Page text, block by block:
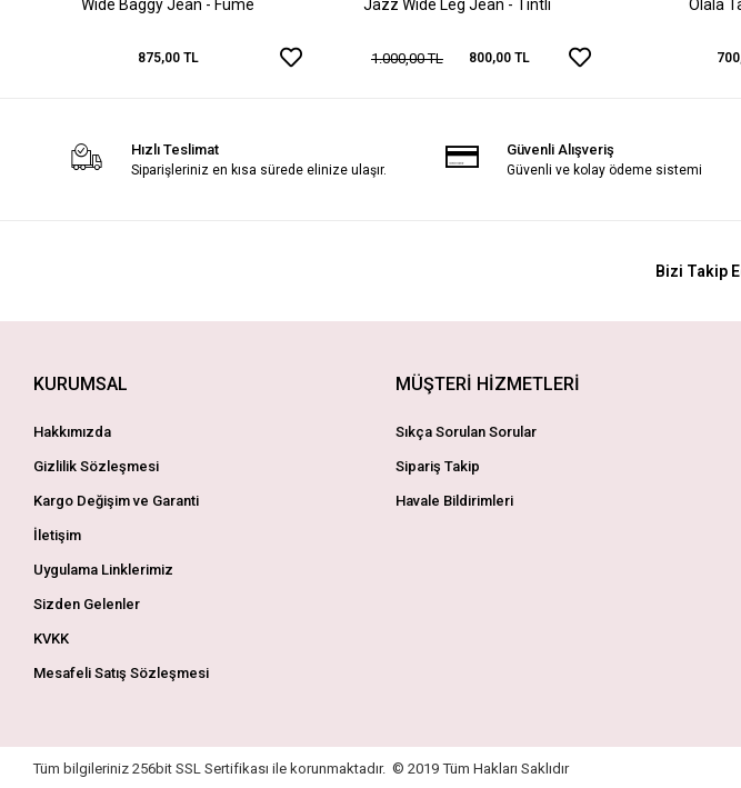
Wide Baggy Jean - Füme
875,00 TL
Jazz Wide Leg Jean - Tintli
1.000,00 TL 800,00 TL
Olala
Hızlı Teslimat
Siparişleriniz en kısa sürede elinize ulaşır.
Güvenli Alışveriş
Güvenli ve kolay ödeme sistemi
Bizi Takip
KURUMSAL
Hakkımızda
Gizlilik Sözleşmesi
Kargo Değişim ve Garanti
İletişim
Uygulama Linklerimiz
Sizden Gelenler
KVKK
Mesafeli Satış Sözleşmesi
MÜŞTERİ HİZMETLERİ
Sıkça Sorulan Sorular
Sipariş Takip
Havale Bildirimleri
Tüm bilgileriniz 256bit SSL Sertifikası ile korunmaktadır.© 2019Tüm Hakları Saklıdır